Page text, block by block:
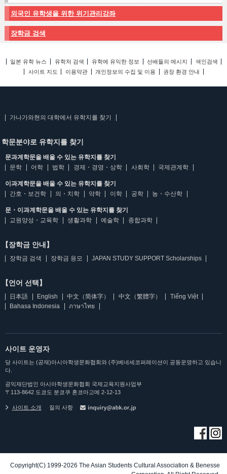
외국인 유학생을 위한 위기관리강좌
장학금 검색
일본 유학 뉴스 유학처 검색 유학에 유익한 정보 선배들의 메시지
색인검색
사이트 지도
이용약관 개인정보의 수집 및 이용 권장 환경 안내
가나가와현의 대학에서 유학지를 찾기
학문분야로 유학지를 찾기
문과계학문을 배울 수 있는 유학지를 찾기
문학
어학 법학 경제・경영・상학 사회학 국제관계학
이과계학문을 배울 수 있는 유학지를 찾기
간호・보건학
의・치학 약학 이학 공학 농・수산학
문・이과계학문을 배울 수 있는 유학지를 찾기
교원양성・교육학
생활과학 예술학 종합과학
【장학금 안내】
장학금 검색 장학금 응모 JAPAN STUDY SUPPORT Scholarships
【언어 선택】
日本語 English 中文（简体字） 中文（繁體字）
Tiếng Việt
Bahasa Indonesia
ภาษาไทย
사이트 운영자
당 사이트는 (공재)아시아학생문화협회와 (주)베네세코퍼레이션이 공동운영하고 있습니
다.
공익재단법인 아시아학생문화협회 국제교육지원사업부
〒113-8642 도쿄도 분쿄쿠 혼코마고메 2-12-13
사이트 소개 질의 사항
Copyright(C) 1999-2026 The Asian Students Cultural Association & Benesse